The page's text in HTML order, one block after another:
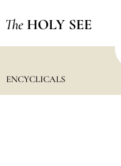
The HOLY SEE
ENCYCLICALS